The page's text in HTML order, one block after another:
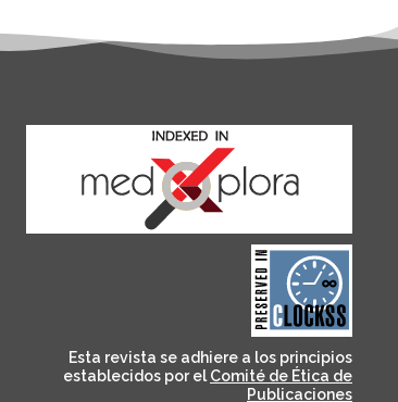
CLOCKSS is a dak archive
that ensures the long-
term survival of web-
based scholary
publications, governed by
and for its stakeholders.
Esta revista se adhiere a los principios
establecidos por el Comité de Ética de
Publicaciones